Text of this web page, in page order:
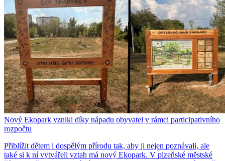
Nový Ekopark vznikl díky nápadu obyvatel v rámci participativního
rozpočtu
Přiblížit dětem i dospělým přírodu tak, aby ji nejen poznávali, ale
také si k ní vytvářeli vztah má nový Ekopark. V plzeňské městské